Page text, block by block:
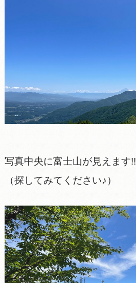
写真中央に富士山が見えます!!
（探してみてください♪）